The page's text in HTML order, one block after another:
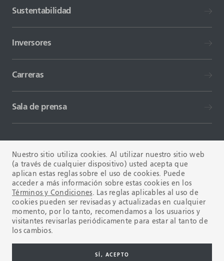
Sustentabilidad
Inversores
Carreras
Sala de prensa
TÉRMINOS Y CONDICIONES FAQ
Nuestro sitio utiliza cookies. Al utilizar nuestro sitio web
(a través de cualquier dispositivo) usted acepta que
aplican estas reglas sobre el uso de cookies. Puede
acceder a más información sobre estas cookies en los
Términos y Condiciones. Las reglas aplicables al uso de
cookies pueden ser revisadas y actualizadas en cualquier
momento, por lo tanto, recomendamos a los usuarios y
visitantes revisarlas periódicamente para estar al tanto de
los cambios.
SÍ, ACEPTO